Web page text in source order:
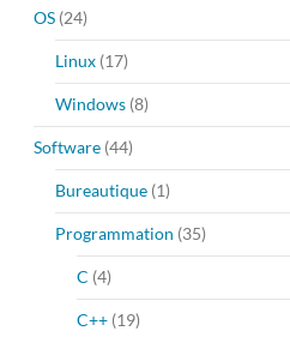
OS (24)
Linux (17)
Windows (8)
Software (44)
Bureautique (1)
Programmation (35)
C (4)
C++ (19)